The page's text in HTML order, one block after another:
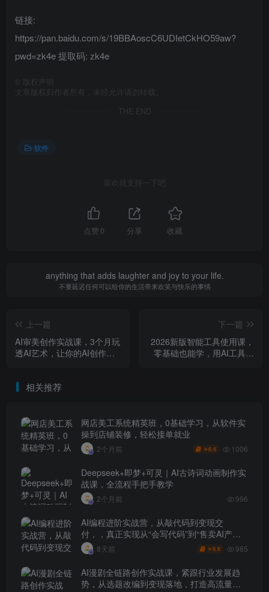
链接:
https://pan.baidu.com/s/19BBAoscC6UDIetCkHO59aw?
pwd=zk4e 提取码: zk4e
版权声明
文章版权归作者所有，未经允许请勿转载。
THE END
软件
喜欢就支持一下吧
点赞 0 分享 收藏
anything that adds laughter and joy to your life.
不要延迟任何可以给你的生活带来欢笑与快乐的事情
上一篇
AI审美创作实战课，3个月玩
透AI艺术，让你的AI创作思
下一篇
2026新版智能工具使用课，
零基础也能学，用AI工具替
相关推荐
网店美工系统精英班，0基础学习，从软件实
操到店铺装修，轻松接单就业
2个月前 ￥6.6 1006
Deepseek+即梦+可灵｜AI古诗词动画制作实
战课，全流程手把手教学
2个月前 996
AI编程进阶实战营，从敲代码到变现交
付，，真正实现从“会写代码”到“售卖AI产品
盈利”的跨越
8天前 ￥6.6 985
AI漫剧全链路创作实战课，紧跟行业发展趋
势，从选题改编到变现落地，打造高流量优